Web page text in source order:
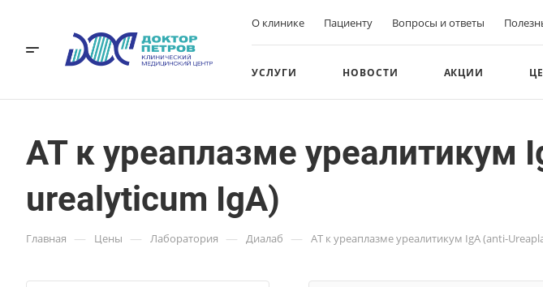
О клинике Пациенту Вопросы и ответы
УСЛУГИ НОВОСТИ АКЦИИ
АТ к уреаплазме уреалитикум
urealyticum IgA)
Главная — Цены — Лаборатория — Диалаб — АТ к уреаплазме уреалитикум IgA (anti-